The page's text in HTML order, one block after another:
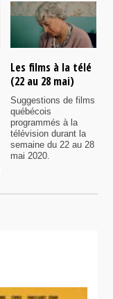
Les films à la télé
(22 au 28 mai)
Suggestions de films
québécois
programmés à la
télévision durant la
semaine du 22 au 28
mai 2020.